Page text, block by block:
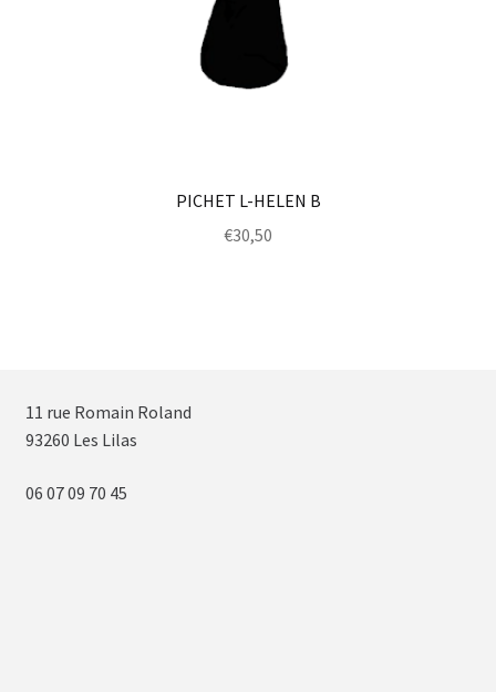
PICHET L-HELEN B
€30,50
11 rue Romain Roland
93260 Les Lilas
06 07 09 70 45